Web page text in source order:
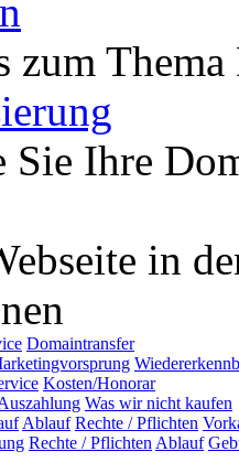
zum
Sie Ihre
in
Domaintransfer
Kosten/Honorar
Was wir nicht kaufen
Ablauf Rechte / Pflichten
Rechte / Pflichten Ablauf